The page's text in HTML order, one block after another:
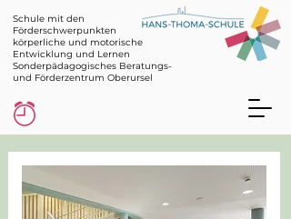
Schule mit den
Förderschwerpunkten
körperliche und motorische
Entwicklung und Lernen
Sonderpädagogisches Beratungs-
und Förderzentrum Oberursel